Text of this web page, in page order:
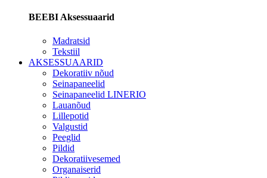
BEEBI Aksessuaarid
Madratsid
Tekstiil
AKSESSUAARID
Dekoratiiv nõud
Seinapaneelid
Seinapaneelid LINERIO
Lauanõud
Lillepotid
Valgustid
Peeglid
Pildid
Dekoratiivesemed
Organaiserid